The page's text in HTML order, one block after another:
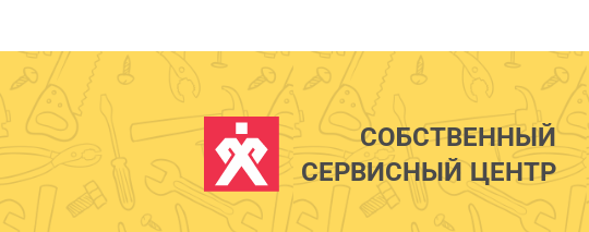
СОБСТВЕННЫЙ
СЕРВИСНЫЙ ЦЕНТР